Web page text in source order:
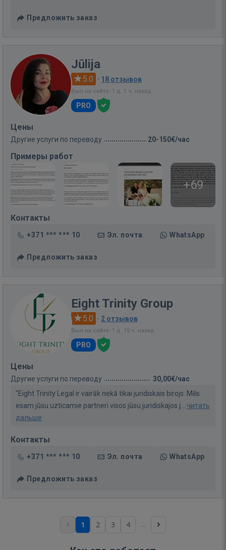
Предложить заказ
Jūlija
5.0 · 18 отзывов
Был на сайте: 1 д. 1 ч. назад
PRO
Цены
Другие услуги по переводу 20-150€/час
Примеры работ
+69
Контакты
+371 *** *** 10 Эл. почта WhatsApp
Предложить заказ
Eight Trinity Group
5.0 · 2 отзывов
Был на сайте: 1 д. 15 ч. назад
PRO
Цены
Другие услуги по переводу
30,00€/час
"Eight Trinity Legal ir vairāk nekā tikai juridiskais birojs. Mēs
esam jūsu uzticamie partneri visos jūsu juridiskajos j... читать
дальше
Контакты
+371 *** *** 10 Эл. почта WhatsApp
Предложить заказ
1 2 3 4 ...